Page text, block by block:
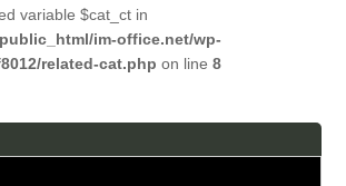
variable $cat_ct in
im-office.net/wp-
related-cat.php on line8